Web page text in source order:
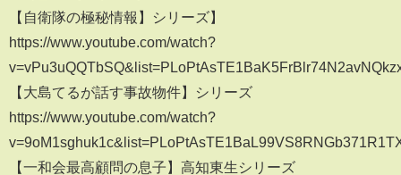
【自衛隊の極秘情報】シリーズ】
https://www.youtube.com/watch?
【大島てるが話す事故物件】シリーズ
https://www.youtube.com/watch?
【一和会最高顧問の息子】高知東生シリーズ